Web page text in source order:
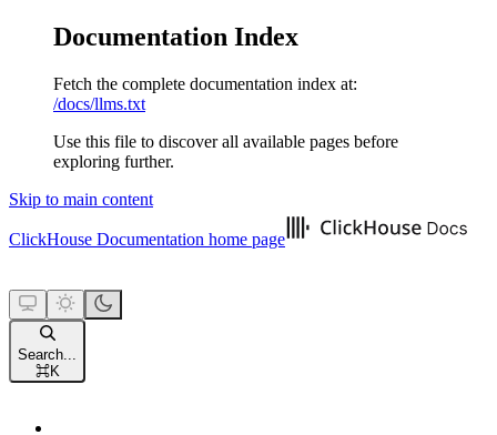
Documentation Index
Fetch the complete documentation index at:
/docs/llms.txt
Use this file to discover all available pages before
exploring further.
Skip to main content
ClickHouse Documentation home page
Search...
⌘K